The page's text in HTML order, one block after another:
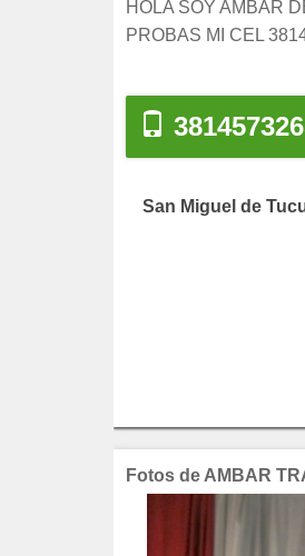
HOLA SOY AMBAR
PROBAS MI CEL
San Miguel de
Fotos de AMBAR